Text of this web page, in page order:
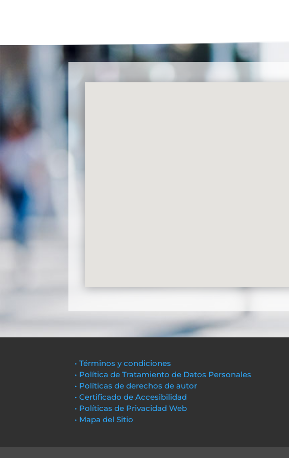
• Términos y condiciones
• Política de Tratamiento de Datos Personales
• Políticas de derechos de autor
• Certificado de Accesibilidad
• Políticas de Privacidad Web
• Mapa del Sitio